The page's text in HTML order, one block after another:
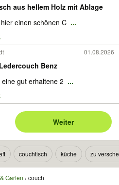
aus hellem Holz mit Ablage
einen schönen C ...
01.08.2026
Benz
eine gut erhaltene 2 ...
Weiter
couchtisch küche zu
Garten couch